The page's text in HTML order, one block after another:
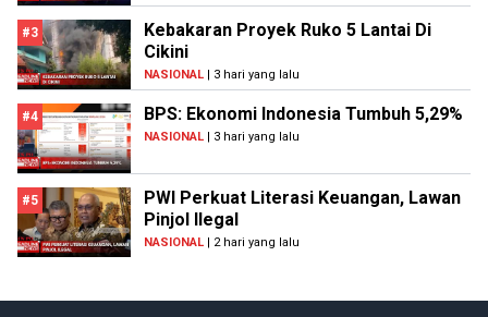
#3
Kebakaran Proyek Ruko 5 Lantai Di
Cikini
NASIONAL | 3 hari yang lalu
#4 BPS: Ekonomi Indonesia Tumbuh 5,29%
NASIONAL | 3 hari yang lalu
#5
PWI Perkuat Literasi Keuangan, Lawan
Pinjol Ilegal
NASIONAL | 2 hari yang lalu